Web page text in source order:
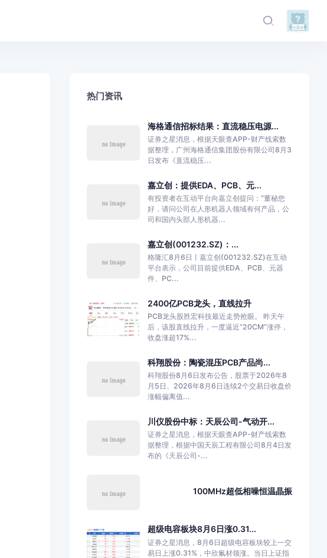
热门资讯
海格通信招标结果：直流稳压电源...
证券之星消息，根据天眼查APP-财产线索数
据整理，广州海格通信集团股份有限公司8月3
日发布《直流稳压...
嘉立创：提供EDA、PCB、元...
有投资者在互动平台向嘉立创提问：“董秘您
好，请问公司在人形机器人领域有何产品，公
司和国内头部人形机器...
嘉立创(001232.SZ)：...
格隆汇8月6日丨嘉立创(001232.SZ)在互动
平台表示，公司目前提供EDA、PCB、元器
件、PC...
2400亿PCB龙头，直线拉升
PCB龙头股胜宏科技最近走势抢眼。 昨天午
后，该股直线拉升，一度逼近“20CM”涨停，
收盘涨超17%...
科翔股份：陶瓷混压PCB产品尚...
科翔股份8月6日发布公告，股票于2026年8
月5日、2026年8月6日连续2个交易日收盘价
涨幅偏离值...
川仪股份中标：天辰公司-气动开...
证券之星消息，根据天眼查APP-财产线索数
据整理，根据中国天辰工程有限公司8月4日发
布的《天辰公司-...
100MHz超低相噪恒温晶振
超级电容板块8月6日涨0.31...
证券之星消息，8月6日超级电容板块较上一交
易日上涨0.31%，中欣氟材领涨。当日上证指